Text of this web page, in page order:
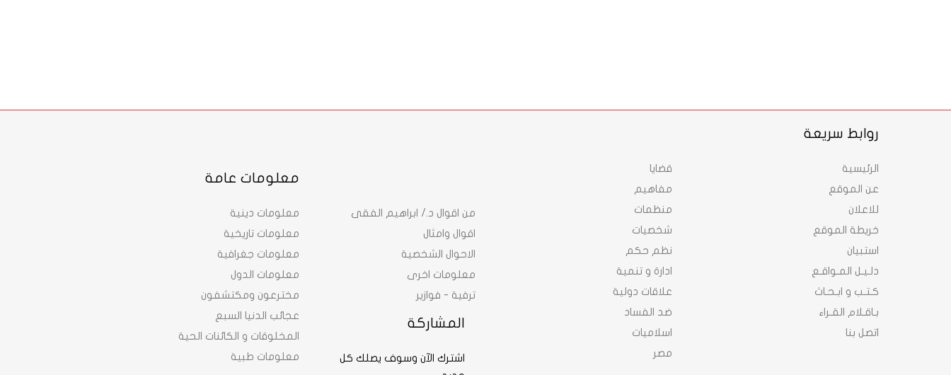
روابط سريعة
الرئيسية
عن الموقع
للاعلان
خريطة الموقع
استبيان
دلـيـل المـواقـع
كـتـب و ابـحـاث
بـاقـلام القـراء
اتصل بنا
قضايا
مفاهيم
منظمات
شخصيات
نظم حكم
ادارة و تنمية
علاقات دولية
ضد الفساد
اسلاميات
مصر
معلومات عامة
معلومات دينية
معلومات تاريخية
معلومات جغرافية
معلومات الدول
مخترعون ومكتشفون
عجائب الدنيا السبع
المخلوقات و الكائنات الحية
معلومات طبية
من اقوال د./ ابراهيم الفقى
اقوال وامثال
الاحوال الشخصية
معلومات اخرى
ترفية - فوازير
المشاركة
اشترك الآن وسوف يصلك كل